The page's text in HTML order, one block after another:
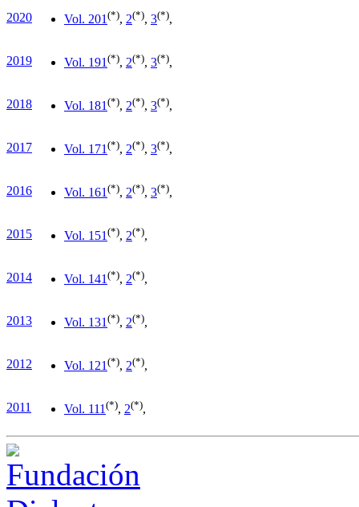
2020 Vol. 201 (*), 2(*), 3(*),
2019 Vol. 191 (*), 2(*), 3(*),
2018 Vol. 181 (*), 2(*), 3(*),
2017 Vol. 171 (*), 2(*), 3(*),
2016 Vol. 161 (*), 2(*), 3(*),
2015 Vol. 151 (*), 2(*),
2014 Vol. 141 (*), 2(*),
2013 Vol. 131 (*), 2(*),
2012 Vol. 121 (*), 2(*),
2011 Vol. 111 (*), 2(*),